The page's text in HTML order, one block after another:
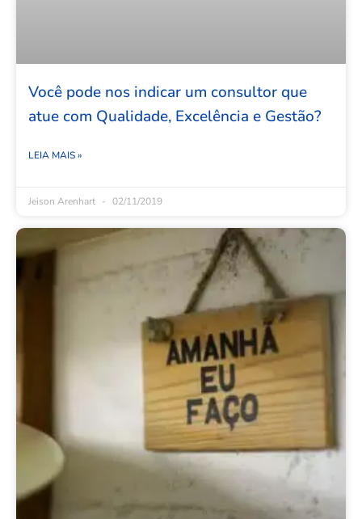
Você pode nos indicar um consultor que
atue com Qualidade, Excelência e Gestão?
LEIA MAIS »
Jeison Arenhart 02/11/2019